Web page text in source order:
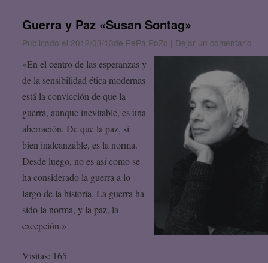
Guerra y Paz «Susan Sontag»
Publicado el 2012/03/13de PePa PoZo | Dejar un comentario
«En el centro de las esperanzas y
de la sensibilidad ética modernas
está la convicción de que la
guerra, aunque inevitable, es una
aberración. De que la paz, si
bien inalcanzable, es la norma.
Desde luego, no es así como se
ha considerado la guerra a lo
largo de la historia. La guerra ha
sido la norma, y la paz, la
excepción.»
Visitas: 165